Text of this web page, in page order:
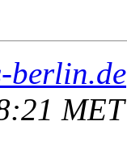
berlin.de